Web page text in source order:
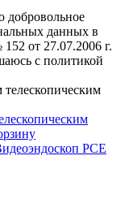
данных в
от 27.07.2006 г.
с политикой
PCE